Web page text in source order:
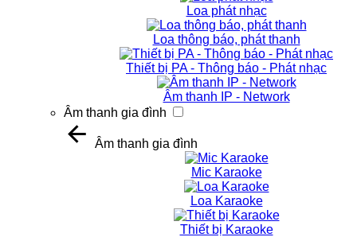
Loa phát nhạc
Loa thông báo, phát thanh
Thiết bị PA - Thông báo - Phát nhạc
Âm thanh IP - Network
Âm thanh gia đình
Âm thanh gia đình
Mic Karaoke
Loa Karaoke
Thiết bị Karaoke